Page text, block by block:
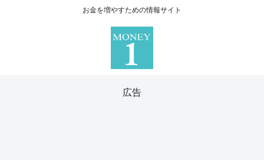
お金を増やすための情報サイト
広告